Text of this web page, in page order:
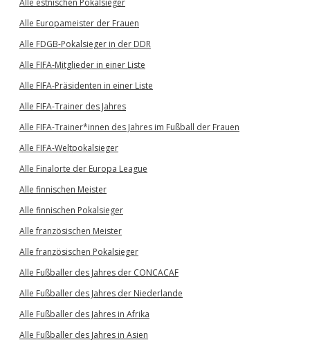
Alle estnischen Pokalsieger
Alle Europameister der Frauen
Alle FDGB-Pokalsieger in der DDR
Alle FIFA-Mitglieder in einer Liste
Alle FIFA-Präsidenten in einer Liste
Alle FIFA-Trainer des Jahres
Alle FIFA-Trainer*innen des Jahres im Fußball der Frauen
Alle FIFA-Weltpokalsieger
Alle Finalorte der Europa League
Alle finnischen Meister
Alle finnischen Pokalsieger
Alle französischen Meister
Alle französischen Pokalsieger
Alle Fußballer des Jahres der CONCACAF
Alle Fußballer des Jahres der Niederlande
Alle Fußballer des Jahres in Afrika
Alle Fußballer des Jahres in Asien